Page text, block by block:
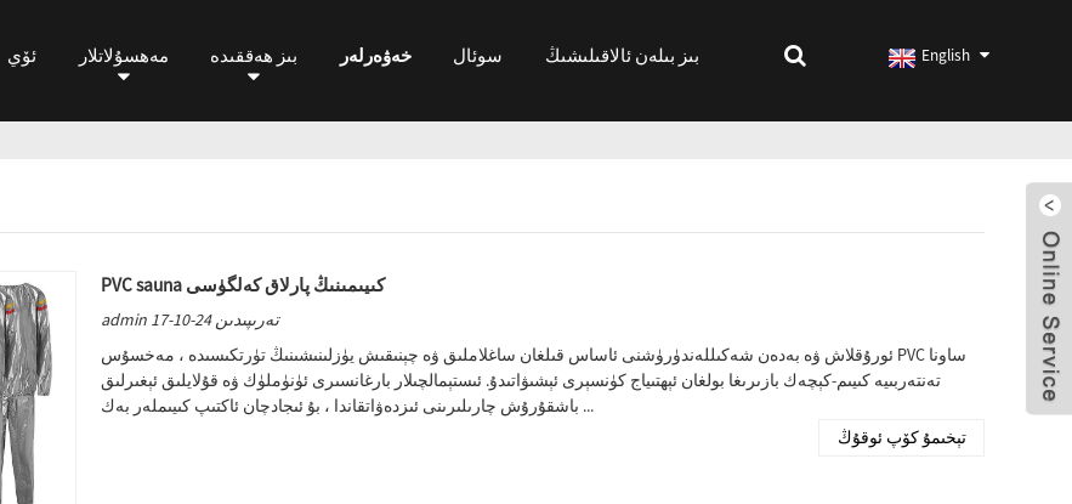
ئۆي مەھسۇلاتلار بىز ھەققىدە خەۋەرلەر سوئال بىز بىلەن ئالاقىلىشىڭ English
PVC sauna كىيىمىنىڭ پارلاق كەلگۈسى
admin تەرىپىدىن 24-10-17
ئورۇقلاش ۋە بەدەن شەكىللەندۈرۈشنى ئاساس قىلغان ساغلاملىق ۋە چېنىقىش يۈزلىنىشىنىڭ تۈرتكىسىدە ، مەخسۇس PVC ساونا
تەنتەربىيە كىيىم-كېچەك بازىرىغا بولغان ئېھتىياج كۈنسېرى ئېشىۋاتىدۇ. ئىستېمالچىلار بارغانسىرى ئۈنۈملۈك ۋە قۇلايلىق ئېغىرلىق
باشقۇرۇش چارىلىرىنى ئىزدەۋاتقاندا ، بۇ ئىجادچان ئاكتىپ كىيىملەر بەك ...
تېخىمۇ كۆپ ئوقۇڭ